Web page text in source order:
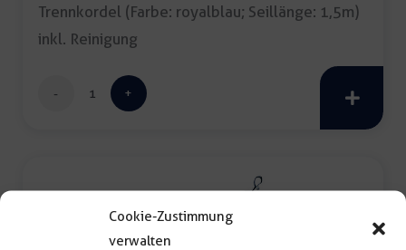
Cookie-Zustimmung
verwalten
Trennkordel (Farbe: royalblau; Seillänge: 1,5m)
inkl. Reinigung
Trennkordel
royalblau